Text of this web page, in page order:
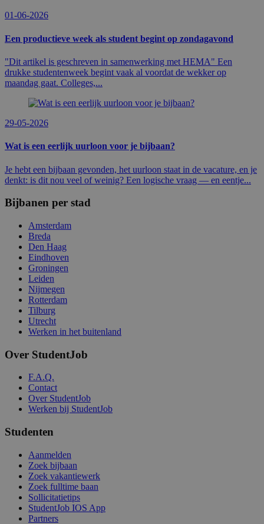
01-06-2026
Een productieve week als student begint op zondagavond
"Dit artikel is geschreven in samenwerking met HEMA" Een
drukke studentenweek begint vaak al voordat de wekker op
maandag gaat. Colleges,...
29-05-2026
Wat is een eerlijk uurloon voor je bijbaan?
Je hebt een bijbaan gevonden, het uurloon staat in de vacature, en je
denkt: is dit nou veel of weinig? Een logische vraag — en eentje...
Bijbanen per stad
Amsterdam
Breda
Den Haag
Eindhoven
Groningen
Leiden
Nijmegen
Rotterdam
Tilburg
Utrecht
Werken in het buitenland
Over StudentJob
F.A.Q.
Contact
Over StudentJob
Werken bij StudentJob
Studenten
Aanmelden
Zoek bijbaan
Zoek vakantiewerk
Zoek fulltime baan
Sollicitatietips
StudentJob IOS App
Partners